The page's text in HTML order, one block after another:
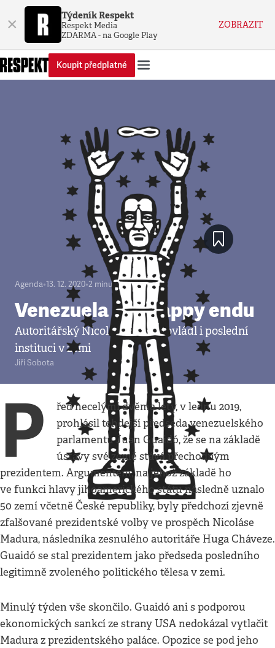
× Týdeník Respekt
Respekt Media
ZDARMA - na Google Play
ZOBRAZIT
Koupit předplatné
Agenda•13. 12. 2020•2 minuty
Venezuela bez happy endu
Autoritářský Nicolás Maduro ovládl i poslední
instituci v zemi
Jiří Sobota
P
řed necelými dvěma lety, v lednu 2019,
prohlásil tehdejší předseda venezuelského
parlamentu Juan Guaidó, že se na základě
ústavy své země stává přechodným
prezidentem. Argumentem, na jehož základě ho
ve funkci hlavy jihoamerického státu následně uznalo
50 zemí včetně České republiky, byly předchozí zjevně
zfalšované prezidentské volby ve prospěch Nicoláse
Madura, následníka zesnulého autoritáře Huga Cháveze.
Guaidó se stal prezidentem jako předseda posledního
legitimně zvoleného politického tělesa v zemi.
Minulý týden vše skončilo. Guaidó ani s podporou
ekonomických sankcí ze strany USA nedokázal vytlačit
Madura z prezidentského paláce. Opozice se pod jeho